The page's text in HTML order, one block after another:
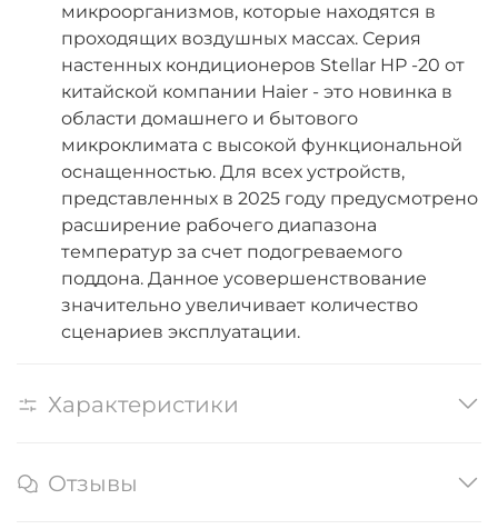
микроорганизмов, которые находятся в
проходящих воздушных массах. Серия
настенных кондиционеров Stellar HP -20 от
китайской компании Haier - это новинка в
области домашнего и бытового
микроклимата с высокой функциональной
оснащенностью. Для всех устройств,
представленных в 2025 году предусмотрено
расширение рабочего диапазона
температур за счет подогреваемого
поддона. Данное усовершенствование
значительно увеличивает количество
сценариев эксплуатации.
Характеристики
Отзывы